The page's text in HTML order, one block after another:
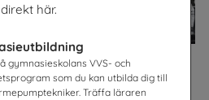
här.
gymnasieskolans VVS- och
som du kan utbilda dig till
Träffa läraren
Jobba på apotek
Sveriges Apoteksförening